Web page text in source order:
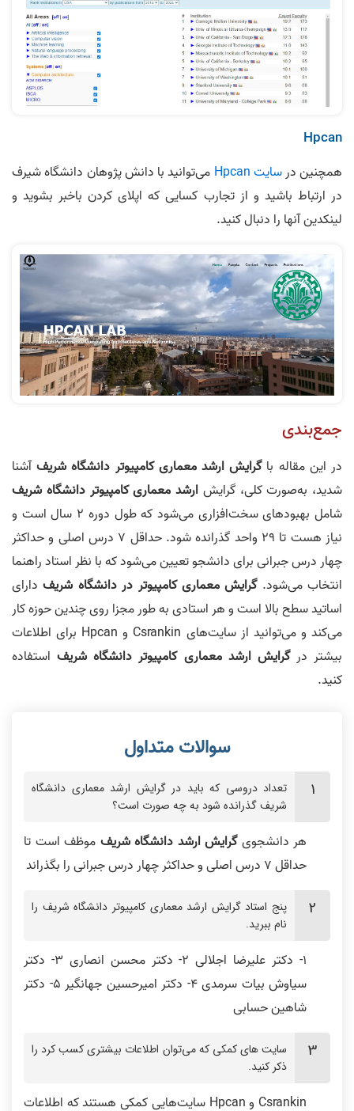
Hpcan
همچنین درسایت Hpcan
می‌توانید با دانش پژوهان دانشگاه شیرف
در ارتباط باشید و از تجارب کسایی که اپلای کردن باخبر بشوید و
لینکدین آنها را دنبال کنید.
جمع‌بندی
در این مقاله باگرایش ارشد معماری کامپیوتر دانشگاه شریفآشنا
شدید، به‌صورت کلی، ‌گرایش ارشد معماری کامپیوتر دانشگاه شریف
شامل بهبودهای سخت‌افزاری می‌شود که طول دوره ۲ سال است و
نیاز هست تا 29 واحد گذرانده شود. حداقل ۷ درس اصلی و حداکثر
چهار درس جبرانی برای دانشجو تعیین می‌شود که با نظر استاد راهنما
انتخاب می‌شود.گرایش معماری کامپیوتر در دانشگاه شریفدارای
اساتید سطح بالا است و هر استادی به طور مجزا روی چندین حوزه کار
می‌کند و می‌توانید از سایت‌های Csrankin و Hpcan برای اطلاعات
بیشتر درگرایش ارشد معماری کامپیوتر دانشگاه شریفاستفاده
کنید.
تعداد دروسی که باید در گرایش ارشد معماری دانشگاه
شریف گذرانده شود به چه صورت است؟
هر دانشجویگرایش ارشد دانشگاه شریف موظف است تا
حداقل ۷ درس اصلی و حداکثر چهار درس جبرانی را بگذراند
پنج استاد گرایش ارشد معماری کامپیوتر دانشگاه شریف را
نام ببرید.
1- دکتر علیرضا اجلالی 2- دکتر محسن انصاری 3- دکتر
سیاوش بیات سرمدی 4- دکتر امیرحسین جهانگیر 5- دکتر
شاهین حسابی
سایت‌ های کمکی که می‌توان اطلاعات بیشتری کسب کرد را
ذکر کنید.
Csrankin و Hpcan سایت‌هایی کمکی هستند که اطلاعات